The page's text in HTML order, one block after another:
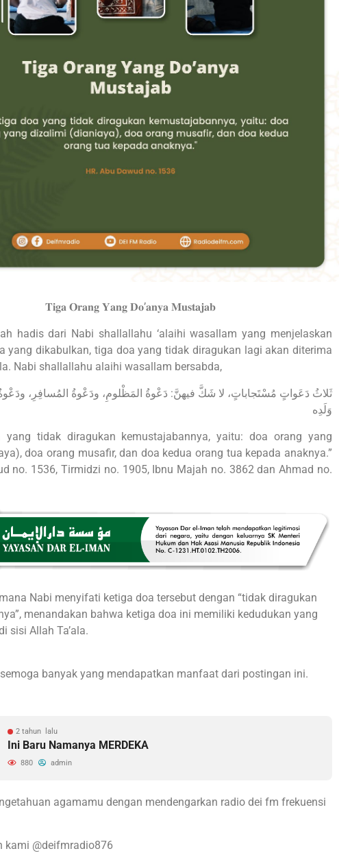
𝐓𝐢𝐠𝐚 𝐎𝐫𝐚𝐧𝐠 𝐘𝐚𝐧𝐠 𝐃𝐨’𝐚𝐧𝐲𝐚 𝐌𝐮𝐬𝐭𝐚𝐣𝐚𝐛
hadis dari Nabi shallallahu ‘alaihi wasallam yang menjelaskan
yang dikabulkan, tiga doa yang tidak diragukan lagi akan diterima
Nabi shallallahu alaihi wasallam bersabda,
ثَلاثُ دَعَواتٍ مُسْتَجاباتٍ، لا شَكَّ فيهنَّ: دَعْوةُ المَظْلومِ، ودَعْوةُ المُسافِرِ، ودَعْوةُ
وَلَدِه
yang tidak diragukan kemustajabannya, yaitu: doa orang yang
doa orang musafir, dan doa kedua orang tua kepada anaknya.”
no. 1536, Tirmidzi no. 1905, Ibnu Majah no. 3862 dan Ahmad no.
Nabi menyifati ketiga doa tersebut dengan “tidak diragukan
menandakan bahwa ketiga doa ini memiliki kedudukan yang
sisi Allah Ta’ala.
banyak yang mendapatkan manfaat dari postingan ini.
2 tahun lalu
Ini Baru Namanya MERDEKA
880 admin
agamamu dengan mendengarkan radio dei fm frekuensi
kami @deifmradio876